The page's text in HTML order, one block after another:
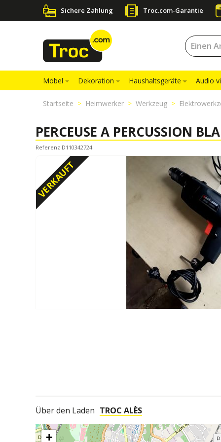
Sichere Zahlung Troc.com-Garantie
Möbel Dekoration Haushaltsgeräte Audio
Startseite Heimwerker Werkzeug
PERCEUSE A PERCUSSION
Referenz D110342724
VERKAUFT
Über den Laden TROC ALÈS
+